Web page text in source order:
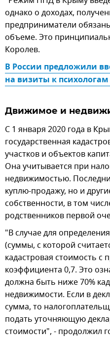
однако о доходах,
предприниматели
объеме. Это
Королев.
В России предложили
на визиты к психологам
Движимое и
С 1 января 2020 года в
государственная
участков и объектов
Она учитывается при
недвижимостью.
куплю-продажу, но и
собственности, в том
родственников первой
"В случае для
(суммы, с которой
кадастровая стоимость с
коэффициента 0,7. Это
должна быть ниже 70%
недвижимости. Если в
сумма, то
подать уточняющую
стоимости", - продолжил